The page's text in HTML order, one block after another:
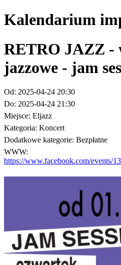
Kalendarium
RETRO JAZZ -
jazzowe - jam
Od: 2025-04-24 20:30
Do: 2025-04-24 21:30
Miejsce: Eljazz
Kategoria: Koncert
Dodatkowe kategorie: Bezpłatne
WWW:
https://www.facebook.com/events/